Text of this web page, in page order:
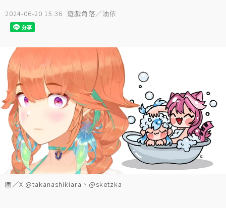
2024-06-20 15:36 遊戲角落／油依
圖／X @takanashikiara、@sketzka